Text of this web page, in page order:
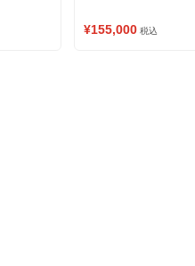
¥155,000 税込